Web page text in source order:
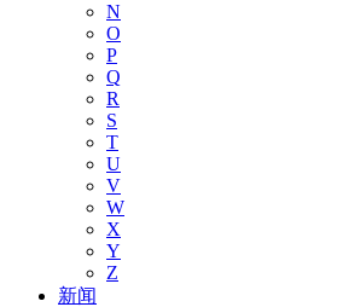
N
O
P
Q
R
S
T
U
V
W
X
Y
Z
新闻